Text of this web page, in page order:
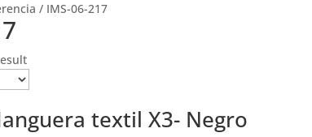
/ IMS-06-217
textil X3- Negro